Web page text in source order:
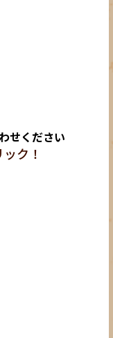
せください
ク！